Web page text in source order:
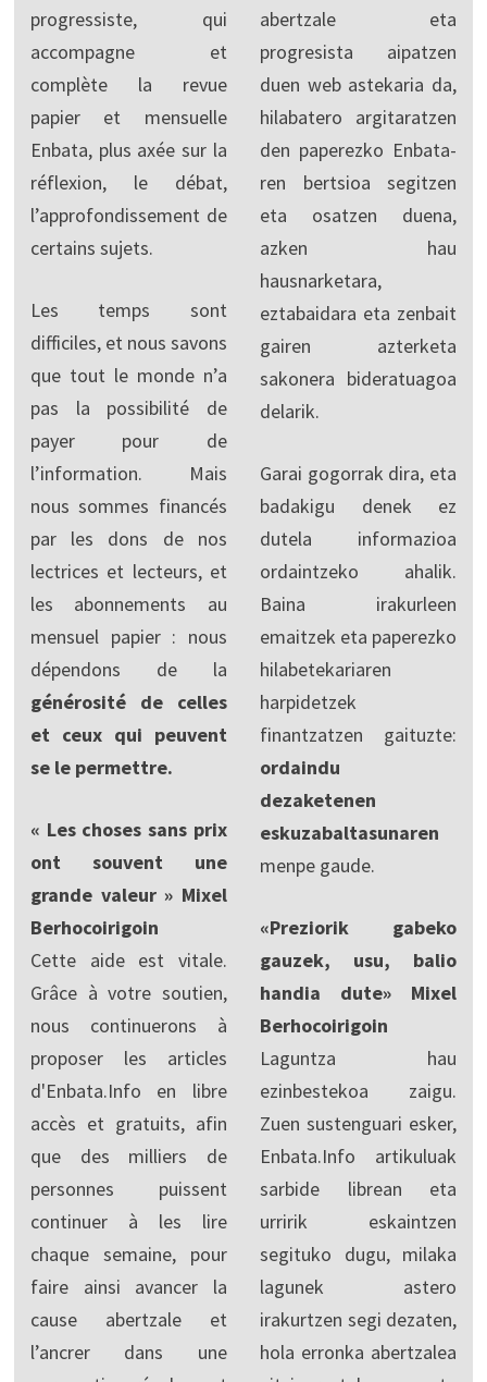
progressiste, qui
accompagne et
complète la revue
papier et mensuelle
Enbata, plus axée sur la
réflexion, le débat,
l’approfondissement de
certains sujets.
Les temps sont
difficiles, et nous savons
que tout le monde n’a
pas la possibilité de
payer pour de
l’information. Mais
nous sommes financés
par les dons de nos
lectrices et lecteurs, et
les abonnements au
mensuel papier : nous
dépendons de la
générosité de celles
et ceux qui peuvent
se le permettre.
« Les choses sans prix
ont souvent une
grande valeur » Mixel
Berhocoirigoin
Cette aide est vitale.
Grâce à votre soutien,
nous continuerons à
proposer les articles
d'Enbata.Info en libre
accès et gratuits, afin
que des milliers de
personnes puissent
continuer à les lire
chaque semaine, pour
faire ainsi avancer la
cause abertzale et
l’ancrer dans une
abertzale eta
progresista aipatzen
duen web astekaria da,
hilabatero argitaratzen
den paperezko Enbata-
ren bertsioa segitzen
eta osatzen duena,
azken hau
hausnarketara,
eztabaidara eta zenbait
gairen azterketa
sakonera bideratuagoa
delarik.
Garai gogorrak dira, eta
badakigu denek ez
dutela informazioa
ordaintzeko ahalik.
Baina irakurleen
emaitzek eta paperezko
hilabetekariaren
harpidetzek
finantzatzen gaituzte:
ordaindu
dezaketenen
eskuzabaltasunaren
menpe gaude.
«Preziorik gabeko
gauzek, usu, balio
handia dute» Mixel
Berhocoirigoin
Laguntza hau
ezinbestekoa zaigu.
Zuen sustenguari esker,
Enbata.Info artikuluak
sarbide librean eta
urririk eskaintzen
segituko dugu, milaka
lagunek astero
irakurtzen segi dezaten,
hola erronka abertzalea